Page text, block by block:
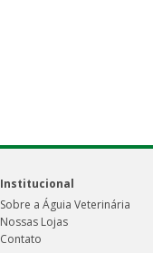
Institucional
Sobre a Águia Veterinária
Nossas Lojas
Contato